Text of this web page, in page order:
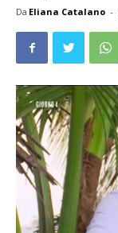
Da Eliana Catalano -